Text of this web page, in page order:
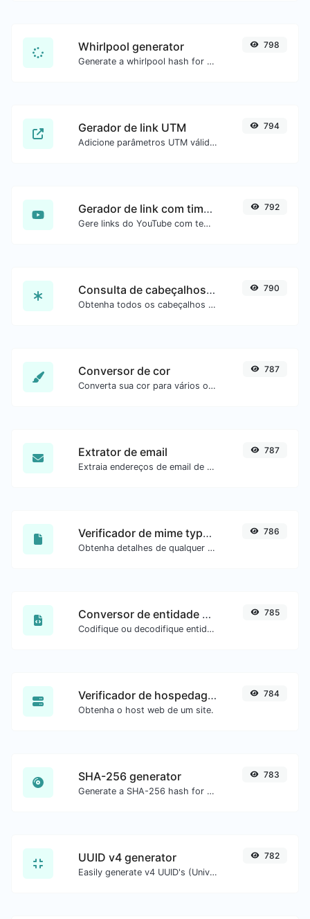
Whirlpool generator
Generate a whirlpool hash for any string input.
798
Gerador de link UTM
Adicione parâmetros UTM válidos e gere um link rastreável UTM.
794
Gerador de link com timestamp do YouTube
Gere links do YouTube com tempo inicial exato, útil para usuários móveis.
792
Consulta de cabeçalhos HTTP
Obtenha todos os cabeçalhos HTTP que uma URL retorna para uma requisição GET típica.
790
Conversor de cor
Converta sua cor para vários outros formatos.
787
Extrator de email
Extraia endereços de email de qualquer tipo de conteúdo de texto.
787
Verificador de mime type de arquivo
Obtenha detalhes de qualquer tipo de arquivo, como o mime type ou a data da última edição.
786
Conversor de entidade HTML
Codifique ou decodifique entidades HTML para qualquer entrada.
785
Verificador de hospedagem do site
Obtenha o host web de um site.
784
SHA-256 generator
Generate a SHA-256 hash for any string input.
783
UUID v4 generator
Easily generate v4 UUID's (Universally unique identifier) with the help of our tool.
782